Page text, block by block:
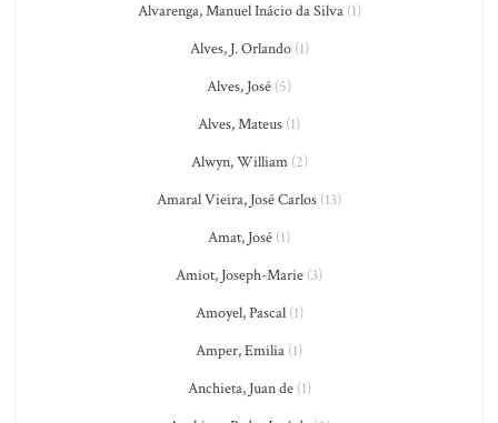
Alvarenga, Manuel Inácio da Silva(1)
Alves, J. Orlando(1)
Alves, José (5)
Alves, Mateus (1)
Alwyn, William(2)
Amaral Vieira, José Carlos (13)
Amat, José (1)
Amiot, Joseph-Marie (3)
Amoyel, Pascal(1)
Amper, Emilia (1)
Anchieta, Juan de(1)